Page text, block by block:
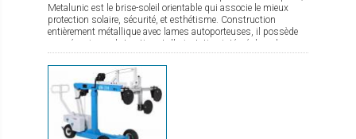
Metalunic est le brise-soleil orientable qui associe le mieux
protection solaire, sécurité, et esthétisme. Construction
entièrement métallique avec lames autoporteuses, il possède
un mécanisme de traction et d'orientation intégré dans les
coulisses (aucun assemblage dans le champ visuel)..
Metalunic a un design épuré, sans cordons visibles et
possède un moteur intelligent pour une fermeture douce et
silencieuse. Il dispose également d'un arrêt automatique en
cas d’obstacle, d'un dispositif anti-soulèvement avec blocage
des lames. Technicité produit : - Système autoporteur
(facilité de pose) avec 2 variantes de montage : système en